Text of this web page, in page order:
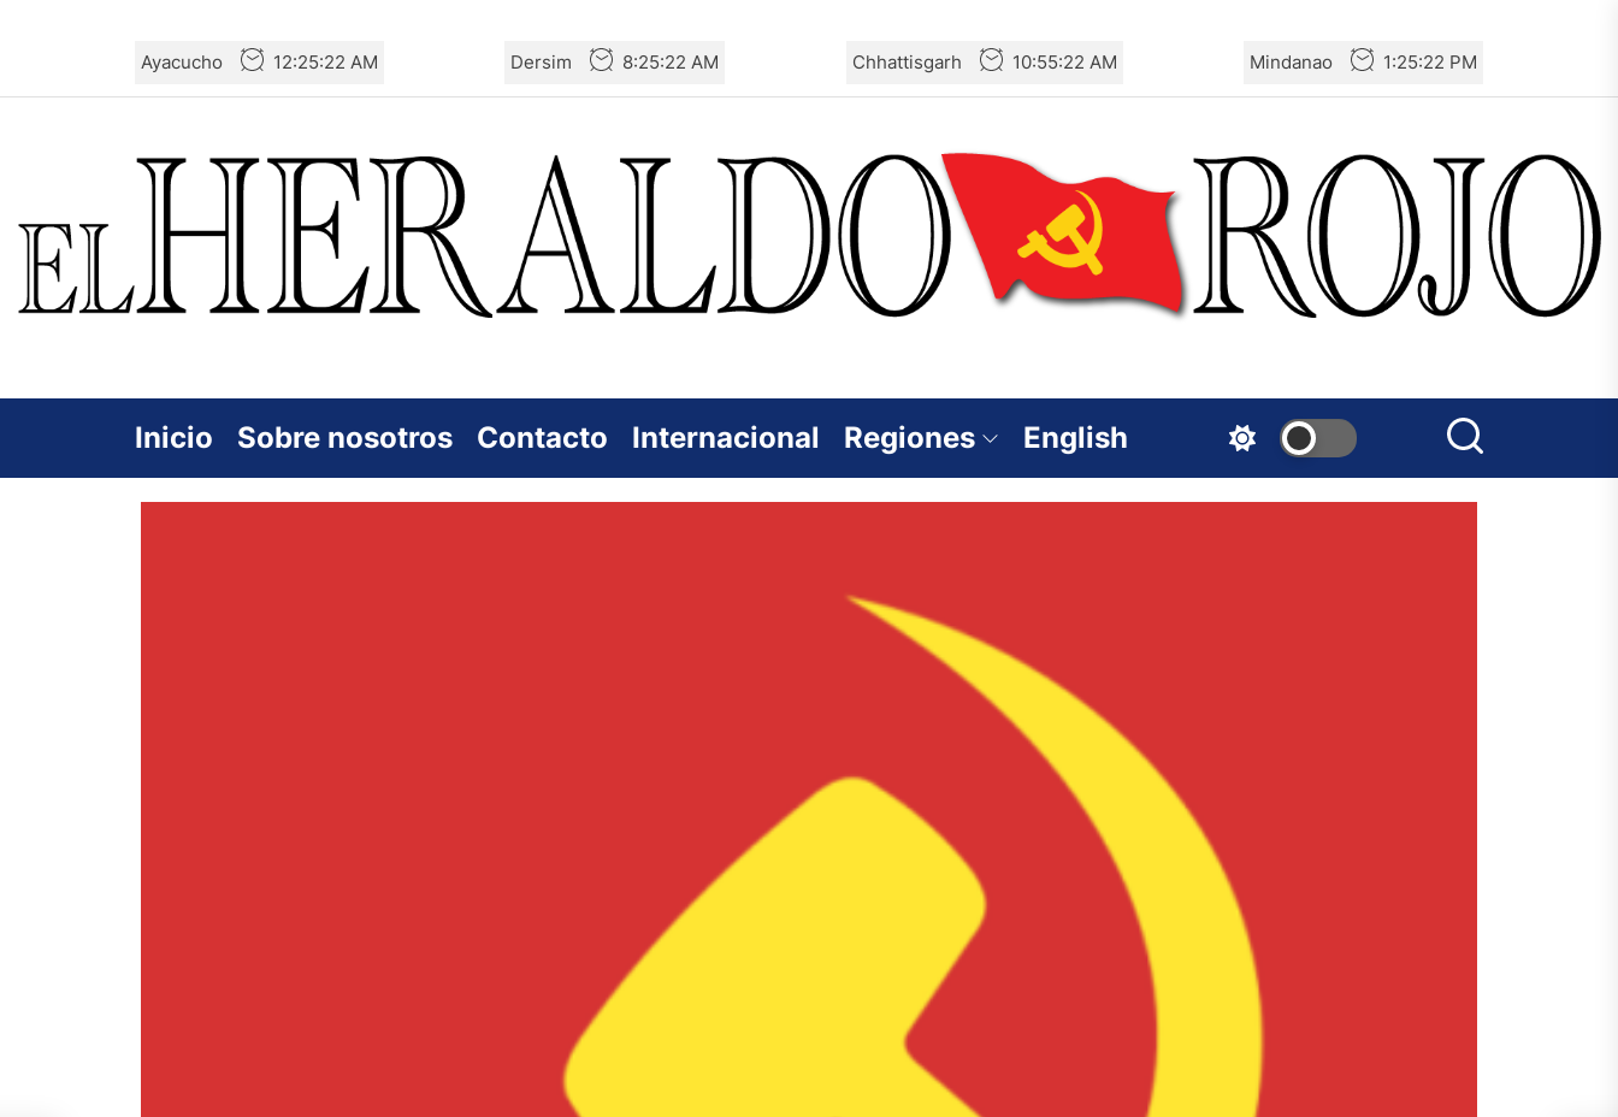
the
Ayacucho 12:25:23 AM Dersim 8:25:23 AM Chhattisgarh 10:55:23 AM Mindanao 1:25:23 PM
Inicio Sobre nosotros Contacto Internacional Regiones English